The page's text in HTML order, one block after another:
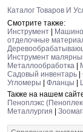
Каталог Товаров И
Смотрите также:
Инструмент
отделочные
Инструмент
Металлообработка
Садовый инвентарь
Угломеры
Фланцы
Также на нашем
Пеноплэкс
Металлургия